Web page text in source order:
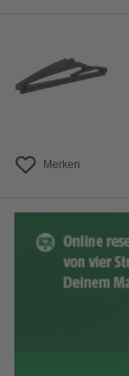
Merken